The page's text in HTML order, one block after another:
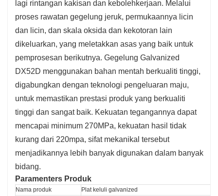
lagi rintangan kakisan dan kebolehkerjaan. Melalui
proses rawatan gegelung jeruk, permukaannya licin
dan licin, dan skala oksida dan kekotoran lain
dikeluarkan, yang meletakkan asas yang baik untuk
pemprosesan berikutnya. Gegelung Galvanized
DX52D menggunakan bahan mentah berkualiti tinggi,
digabungkan dengan teknologi pengeluaran maju,
untuk memastikan prestasi produk yang berkualiti
tinggi dan sangat baik. Kekuatan tegangannya dapat
mencapai minimum 270MPa, kekuatan hasil tidak
kurang dari 220mpa, sifat mekanikal tersebut
menjadikannya lebih banyak digunakan dalam banyak
bidang.
Paramenters Produk
Nama produk Plat keluli galvanized